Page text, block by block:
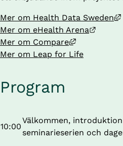
Mer om Health Data Sweden
Mer om eHealth Arena
Mer om Compare
Länk till
Mer om Leap for Life
Program
10:00
Välkommen,
seminarieserien och